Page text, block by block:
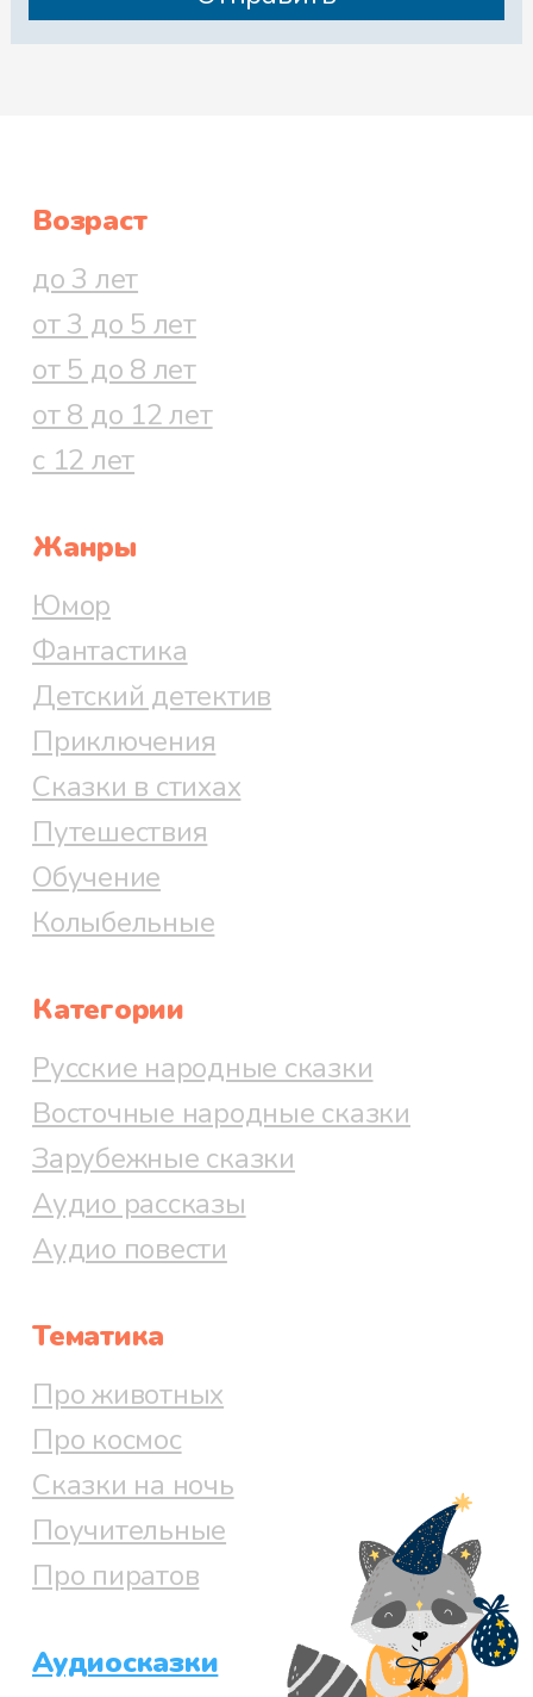
Возраст
до 3 лет
от 3 до 5 лет
от 5 до 8 лет
от 8 до 12 лет
с 12 лет
Жанры
Юмор
Фантастика
Детский детектив
Приключения
Сказки в стихах
Путешествия
Обучение
Колыбельные
Категории
Русские народные сказки
Восточные народные сказки
Зарубежные сказки
Аудио рассказы
Аудио повести
Тематика
Про животных
Про космос
Сказки на ночь
Поучительные
Про пиратов
Аудиосказки